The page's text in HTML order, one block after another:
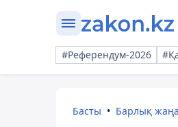
#Референдум-2026
Басты Барлық